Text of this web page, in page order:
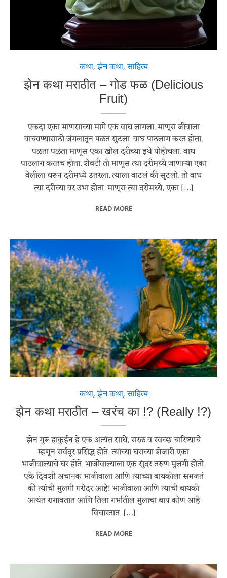
Smiling Buddha Image by
James C
from
Pixabay
कथा,झेन कथा,साहित्य
झेन कथा मराठीत – गोड फळ (Delicious
Fruit)
एकदा एका माणसाच्या मागे एक वाघ लागला. माणूस जीवाला
वाचवण्यासाठी जंगलातून पळत सुटला. वाघ पाठलाग करत होता.
पळता पळता माणूस एका खोल दरीच्या इथे पोहोचला. वाघ
पाठलाग करतच होता. शेवटी तो माणूस त्या दरीमध्ये जाणाऱ्या एका
वेलीला धरून दरीमध्ये उतरला. त्याला वाटलं की सुटलो. तो वाघ
त्या दरीच्या वर उभा होता. माणूस त्या दरीमध्ये, एका […]
READ MORE
कथा,झेन कथा,साहित्य
झेन कथा मराठीत – खरंच का !? (Really !?)
झेन गुरू हाकुईन हे एक अत्यंत साधे, सरळ व स्वच्छ चारित्र्याचे
म्हणून सर्वदूर प्रसिद्ध होते. त्यांच्या घराच्या शेजारी एका
भाजीवाल्याचे घर होते. भाजीवाल्याला एक सुंदर तरुण मुलगी होती.
एके दिवशी अचानक भाजीवाला आणि त्याच्या बायकोला समजतं
की त्यांची मुलगी गरोदर आहे! भाजीवाला आणि त्याची बायको
अत्यंत रागावतात आणि तिला गर्भातील मुलाचा बाप कोण आहे
विचारतात. […]
READ MORE